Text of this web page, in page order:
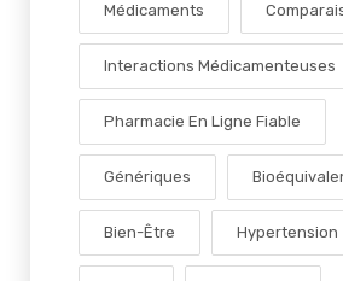
Médicaments
Interactions Médicamenteuses
Pharmacie En Ligne Fiable
Génériques
Bien-Être Hypertension